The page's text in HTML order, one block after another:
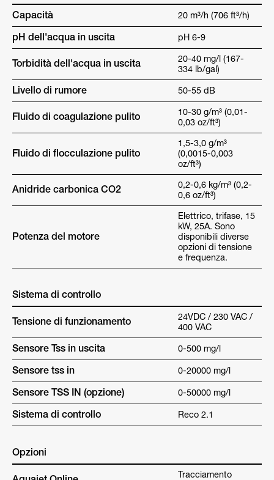
Capacità 20 m³/h (706 ft³/h)
pH dell'acqua in uscita pH 6-9
Torbidità dell'acqua in uscita
20-40 mg/l (167-
334 lb/gal)
Livello di rumore 50-55 dB
Fluido di coagulazione pulito
10-30 g/m³ (0,01-
0,03 oz/ft³)
Fluido di flocculazione pulito
1,5-3,0 g/m³
(0,0015-0,003
oz/ft³)
Anidride carbonica CO2
0,2-0,6 kg/m³ (0,2-
0,6 oz/ft³)
Potenza del motore
Elettrico, trifase, 15
kW, 25A. Sono
disponibili diverse
opzioni di tensione
e frequenza.
Sistema di controllo
Tensione di funzionamento
24VDC / 230 VAC /
400 VAC
Sensore Tss in uscita 0-500 mg/l
Sensore tss in 0-20000 mg/l
Sensore TSS IN (opzione) 0-50000 mg/l
Sistema di controllo Reco 2.1
Opzioni
Tracciamento